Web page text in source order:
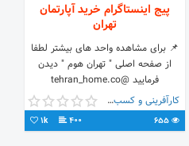
پیج اینستاگرام خرید آپارتمان
تهران
📌 برای مشاهده واحد های بیشتر لطفا
از صفحه اصلی " تهران هوم " دیدن
فرمایید @tehran_home.co
#خرید_آپارتمان_تهران خرید آپارتمان
تهران
کارآفرینی و کسب و کار
655
400
1k